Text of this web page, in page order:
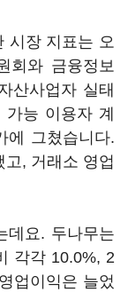
시장 지표는 오
회와 금융정보
산사업자 실태
능 이용자 계
에 그쳤습니다.
, 거래소 영업
데요. 두나무는
각각 10.0%, 2
업이익은 늘었